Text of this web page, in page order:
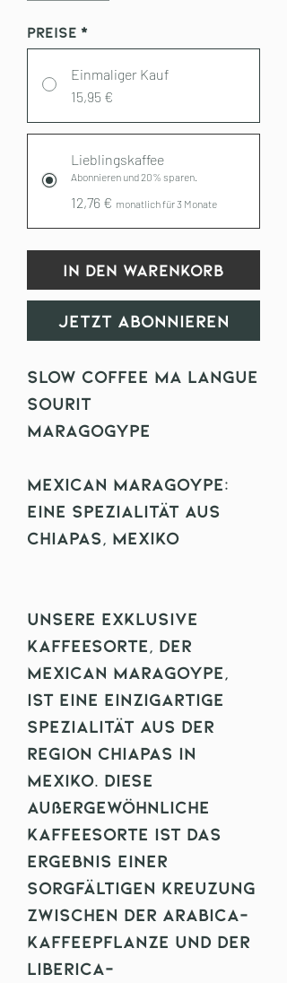
Preise *
Einmaliger Kauf
15,95 €
Lieblingskaffee
Abonnieren und 20% sparen.
12,76 € monatlich für 3 Monate
In den Warenkorb
Jetzt abonnieren
slow coffee ma langue
sourit
Maragogype
Mexican Maragoype:
Eine Spezialität aus
Chiapas, Mexiko
Unsere exklusive
Kaffeesorte, der
Mexican Maragoype,
ist eine einzigartige
Spezialität aus der
Region Chiapas in
Mexiko. Diese
außergewöhnliche
Kaffeesorte ist das
Ergebnis einer
sorgfältigen Kreuzung
zwischen der Arabica-
Kaffeepflanze und der
Liberica-